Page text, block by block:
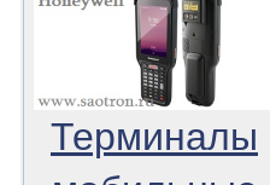
Терминалы